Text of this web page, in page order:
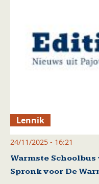
Lennik
24/11/2025 - 16:21
Warmste
Spronk voor De